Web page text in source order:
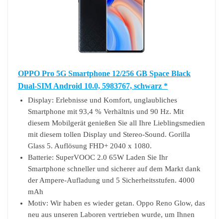
OPPO Pro 5G Smartphone 12/256 GB Space Black
Dual-SIM Android 10.0, 5983767, schwarz *
Display: Erlebnisse und Komfort, unglaubliches
Smartphone mit 93,4 % Verhältnis und 90 Hz. Mit
diesem Mobilgerät genießen Sie all Ihre Lieblingsmedien
mit diesem tollen Display und Stereo-Sound. Gorilla
Glass 5. Auflösung FHD+ 2040 x 1080.
Batterie: SuperVOOC 2.0 65W Laden Sie Ihr
Smartphone schneller und sicherer auf dem Markt dank
der Ampere-Aufladung und 5 Sicherheitsstufen. 4000
mAh
Motiv: Wir haben es wieder getan. Oppo Reno Glow, das
neu aus unseren Laboren vertrieben wurde, um Ihnen